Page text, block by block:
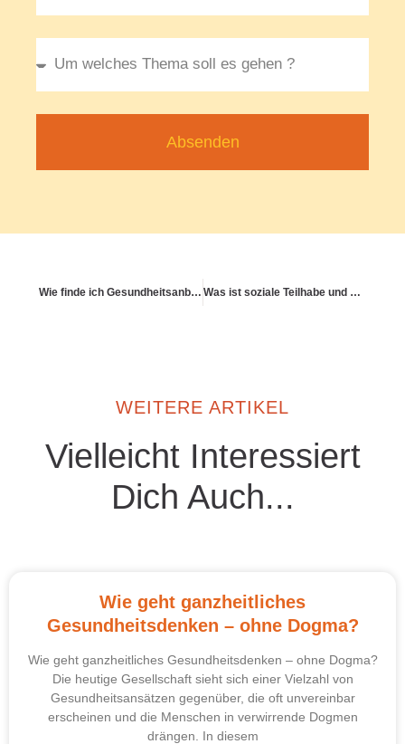
Absenden
Wie finde ich Gesundheitsanbieter mit Kassenzulassung? Was ist soziale Teilhabe und warum schützt sie?
WEITERE ARTIKEL
Vielleicht Interessiert
Dich Auch...
Wie geht ganzheitliches
Gesundheitsdenken – ohne Dogma?
Wie geht ganzheitliches Gesundheitsdenken – ohne Dogma?
Die heutige Gesellschaft sieht sich einer Vielzahl von
Gesundheitsansätzen gegenüber, die oft unvereinbar
erscheinen und die Menschen in verwirrende Dogmen
drängen. In diesem